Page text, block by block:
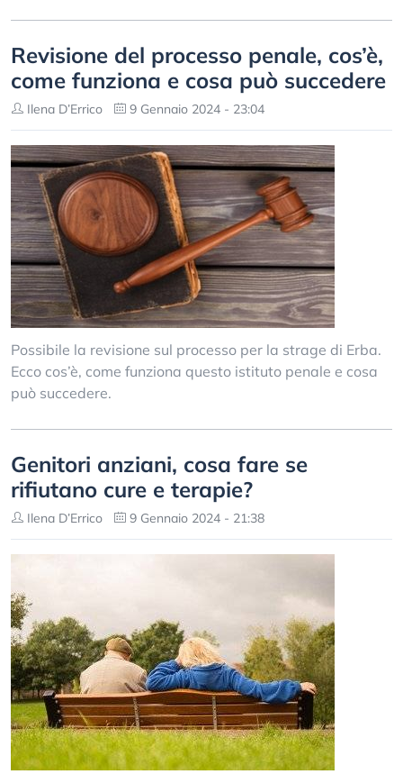
Revisione del processo penale, cos’è,
come funziona e cosa può succedere
Ilena D’Errico 9 Gennaio 2024 - 23:04
Possibile la revisione sul processo per la strage di Erba.
Ecco cos’è, come funziona questo istituto penale e cosa
può succedere.
Genitori anziani, cosa fare se
rifiutano cure e terapie?
Ilena D’Errico 9 Gennaio 2024 - 21:38